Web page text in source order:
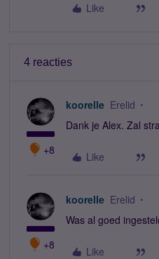
Like
4 reacties
+8
koorelle Erelid
Dank je Alex. Zal
Like
+8
koorelle Erelid
Was al goed
Like